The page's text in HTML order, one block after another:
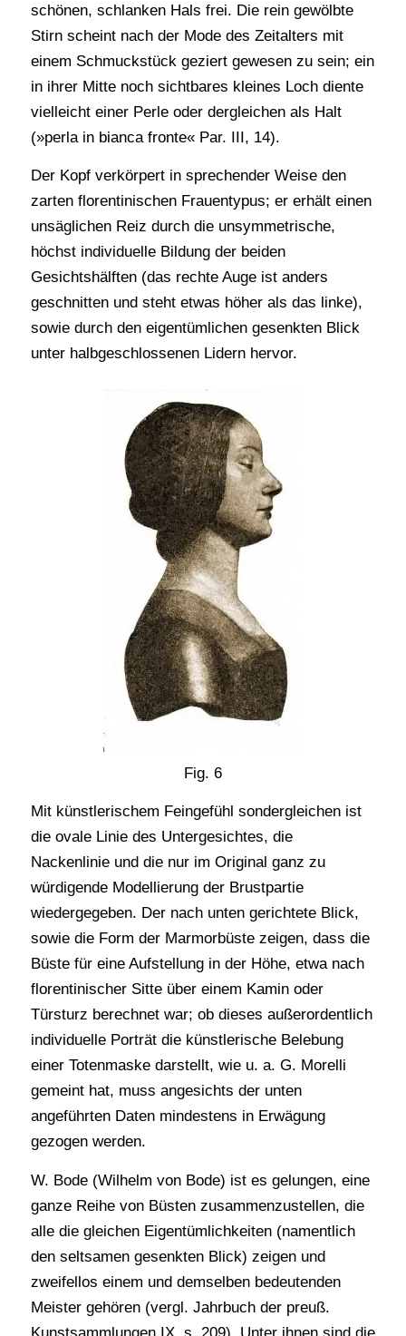
schönen, schlanken Hals frei. Die rein gewölbte
Stirn scheint nach der Mode des Zeitalters mit
einem Schmuckstück geziert gewesen zu sein; ein
in ihrer Mitte noch sichtbares kleines Loch diente
vielleicht einer Perle oder dergleichen als Halt
(»perla in bianca fronte« Par. III, 14).
Der Kopf verkörpert in sprechender Weise den
zarten florentinischen Frauentypus; er erhält einen
unsäglichen Reiz durch die unsymmetrische,
höchst individuelle Bildung der beiden
Gesichtshälften (das rechte Auge ist anders
geschnitten und steht etwas höher als das linke),
sowie durch den eigentümlichen gesenkten Blick
unter halbgeschlossenen Lidern hervor.
Fig. 6
Mit künstlerischem Feingefühl sondergleichen ist
die ovale Linie des Untergesichtes, die
Nackenlinie und die nur im Original ganz zu
würdigende Modellierung der Brustpartie
wiedergegeben. Der nach unten gerichtete Blick,
sowie die Form der Marmorbüste zeigen, dass die
Büste für eine Aufstellung in der Höhe, etwa nach
florentinischer Sitte über einem Kamin oder
Türsturz berechnet war; ob dieses außerordentlich
individuelle Porträt die künstlerische Belebung
einer Totenmaske darstellt, wie u. a. G. Morelli
gemeint hat, muss angesichts der unten
angeführten Daten mindestens in Erwägung
gezogen werden.
W. Bode (Wilhelm von Bode) ist es gelungen, eine
ganze Reihe von Büsten zusammenzustellen, die
alle die gleichen Eigentümlichkeiten (namentlich
den seltsamen gesenkten Blick) zeigen und
zweifellos einem und demselben bedeutenden
Meister gehören (vergl. Jahrbuch der preuß.
Kunstsammlungen IX, s. 209). Unter ihnen sind die